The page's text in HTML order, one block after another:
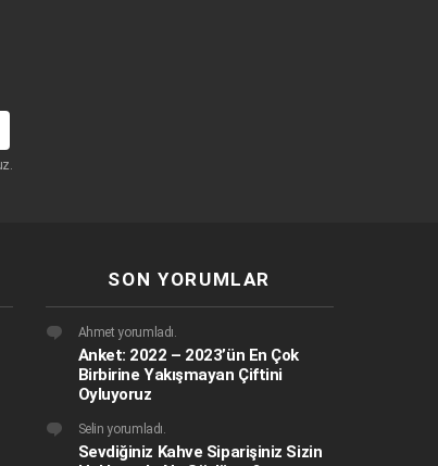
SON YORUMLAR
Ahmet yorumladı.
Anket: 2022 – 2023’ün En Çok
Birbirine Yakışmayan Çiftini
Oyluyoruz
Selin yorumladı.
Sevdiğiniz Kahve Siparişiniz Sizin